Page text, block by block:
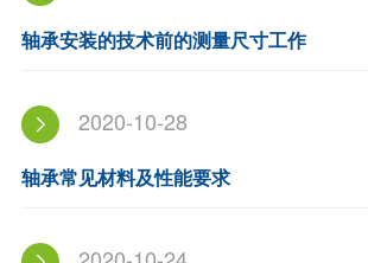
轴承安装的技术前的测量尺寸工作
2020-10-28
轴承常见材料及性能要求